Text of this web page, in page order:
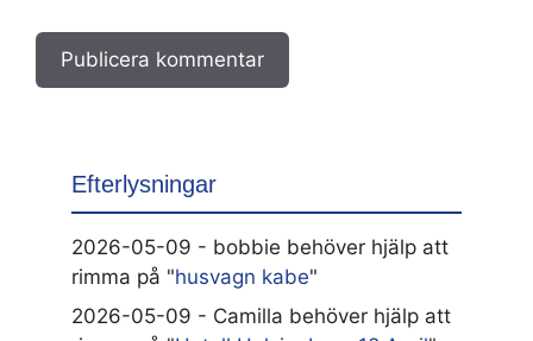
Efterlysningar
2026-05-09 - bobbie behöver hjälp att
rimma på "husvagn kabe"
2026-05-09 - Camilla behöver hjälp att